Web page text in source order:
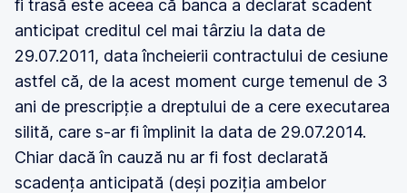
fi trasă este aceea că banca a declarat scadent
anticipat creditul cel mai târziu la data de
29.07.2011, data încheierii contractului de cesiune
astfel că, de la acest moment curge temenul de 3
ani de prescripție a dreptului de a cere executarea
silită, care s-ar fi împlinit la data de 29.07.2014.
Chiar dacă în cauză nu ar fi fost declarată
scadența anticipată (deși poziția ambelor